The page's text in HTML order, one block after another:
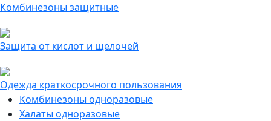
Комбинезоны защитные
Защита от кислот и щелочей
Одежда краткосрочного пользования
Комбинезоны одноразовые
Халаты одноразовые